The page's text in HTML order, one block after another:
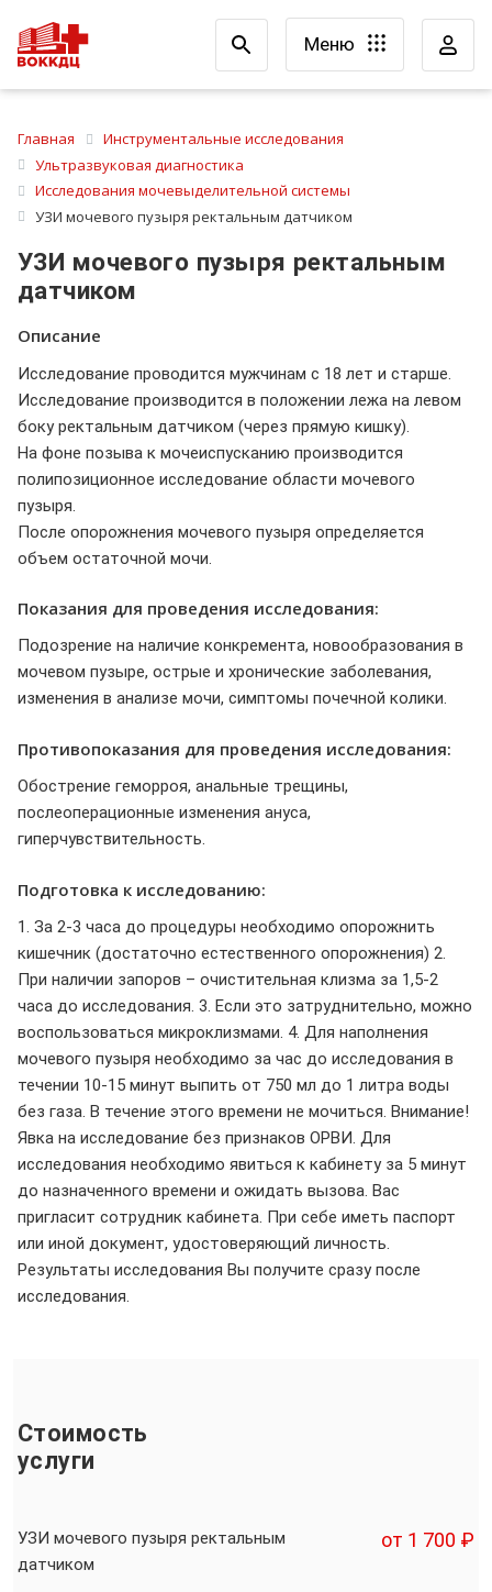
Меню
Главная
Инструментальные исследования
Ультразвуковая диагностика
Исследования мочевыделительной системы
УЗИ мочевого пузыря ректальным датчиком
УЗИ мочевого пузыря ректальным
датчиком
Описание
Исследование проводится мужчинам с 18 лет и старше.
Исследование производится в положении лежа на левом
боку ректальным датчиком (через прямую кишку).
На фоне позыва к мочеиспусканию производится
полипозиционное исследование области мочевого
пузыря.
После опорожнения мочевого пузыря определяется
объем остаточной мочи.
Показания для проведения исследования:
Подозрение на наличие конкремента, новообразования в
мочевом пузыре, острые и хронические заболевания,
изменения в анализе мочи, симптомы почечной колики.
Противопоказания для проведения исследования:
Обострение геморроя, анальные трещины,
послеоперационные изменения ануса,
гиперчувствительность.
Подготовка к исследованию:
1. За 2-3 часа до процедуры необходимо опорожнить
кишечник (достаточно естественного опорожнения) 2.
При наличии запоров – очистительная клизма за 1,5-2
часа до исследования. 3. Если это затруднительно, можно
воспользоваться микроклизмами. 4. Для наполнения
мочевого пузыря необходимо за час до исследования в
течении 10-15 минут выпить от 750 мл до 1 литра воды
без газа. В течение этого времени не мочиться. Внимание!
Явка на исследование без признаков ОРВИ. Для
исследования необходимо явиться к кабинету за 5 минут
до назначенного времени и ожидать вызова. Вас
пригласит сотрудник кабинета. При себе иметь паспорт
или иной документ, удостоверяющий личность.
Результаты исследования Вы получите сразу после
исследования.
Стоимость
услуги
УЗИ мочевого пузыря ректальным
датчиком
от 1 700 ₽